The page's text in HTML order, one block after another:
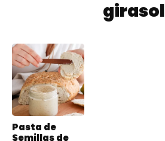
girasol
Pasta de
Semillas de